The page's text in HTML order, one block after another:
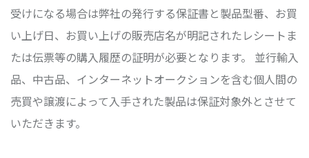
受けになる場合は弊社の発行する保証書と製品型番、お買
い上げ日、お買い上げの販売店名が明記されたレシートま
たは伝票等の購入履歴の証明が必要となります。 並行輸入
品、中古品、インターネットオークションを含む個人間の
売買や譲渡によって入手された製品は保証対象外とさせて
いただきます。